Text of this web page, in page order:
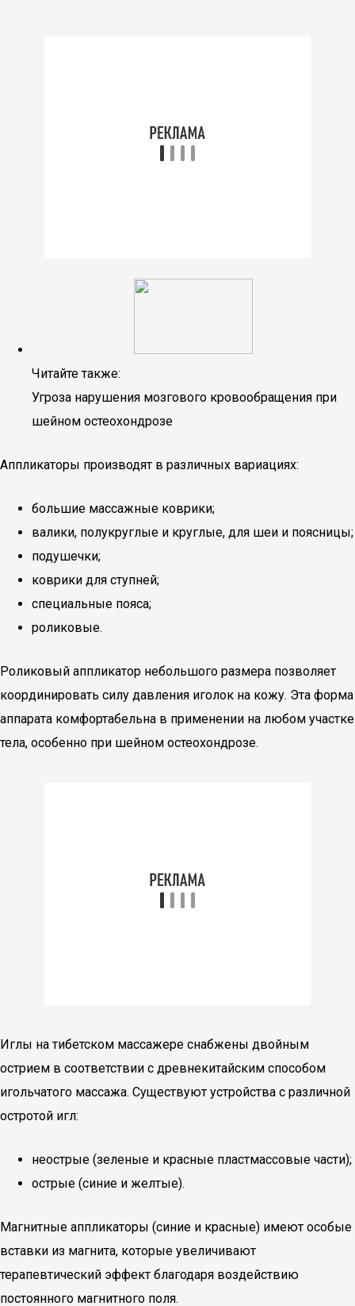
Читайте также:
Угроза нарушения мозгового кровообращения при
шейном остеохондрозе
Аппликаторы производят в различных вариациях:
большие массажные коврики;
валики, полукруглые и круглые, для шеи и поясницы;
подушечки;
коврики для ступней;
специальные пояса;
роликовые.
Роликовый аппликатор небольшого размера позволяет
координировать силу давления иголок на кожу. Эта форма
аппарата комфортабельна в применении на любом участке
тела, особенно при шейном остеохондрозе.
Иглы на тибетском массажере снабжены двойным
острием в соответствии с древнекитайским способом
игольчатого массажа. Существуют устройства с различной
остротой игл:
неострые (зеленые и красные пластмассовые части);
острые (синие и желтые).
Магнитные аппликаторы (синие и красные) имеют особые
вставки из магнита, которые увеличивают
терапевтический эффект благодаря воздействию
постоянного магнитного поля.